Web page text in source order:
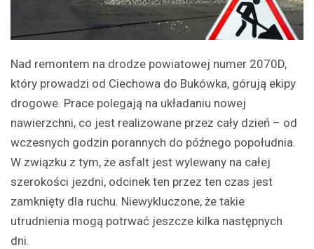
Nad remontem na drodze powiatowej numer 2070D,
który prowadzi od Ciechowa do Bukówka, górują ekipy
drogowe. Prace polegają na układaniu nowej
nawierzchni, co jest realizowane przez cały dzień – od
wczesnych godzin porannych do późnego popołudnia.
W związku z tym, że asfalt jest wylewany na całej
szerokości jezdni, odcinek ten przez ten czas jest
zamknięty dla ruchu. Niewykluczone, że takie
utrudnienia mogą potrwać jeszcze kilka następnych
dni.